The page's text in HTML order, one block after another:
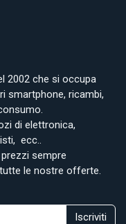
2002 che si occupa
smartphone, ricambi,
di elettronica,
ecc..
sempre
le nostre offerte.
Iscriviti